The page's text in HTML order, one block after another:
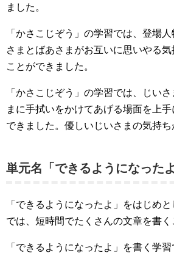
ました。
「かさこじぞう」の学習では、登場
さまとばあさまがお互いに思いやる気
ことができました。
「かさこじぞう」の学習では、じい
まに手拭いをかけてあげる場面を上
できました。優しいじいさまの気持ち
単元名「できるようになったよ
「できるようになったよ」をはじめ
では、短時間でたくさんの文章を書く
「できるようになったよ」を書く学